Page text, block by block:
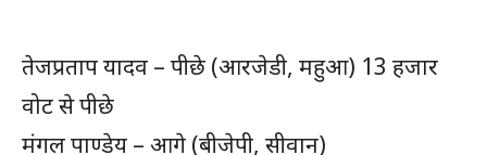
तेजप्रताप यादव – पीछे (आरजेडी, महुआ) 13 हजार
वोट से पीछे
मंगल पाण्डेय – आगे (बीजेपी, सीवान)